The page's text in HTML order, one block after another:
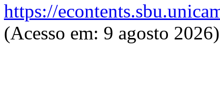
https://
(Acesso em: 9 agosto